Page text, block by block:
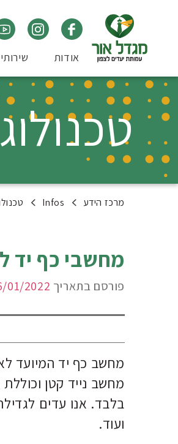
אודות
מרכז הידע Infos
מחשבי כף יד
פורסם בתאריך 01/2022
מחשב כף יד המיועד
מחשב נייד קטן
בלבד. אנו עדים
ועוד.